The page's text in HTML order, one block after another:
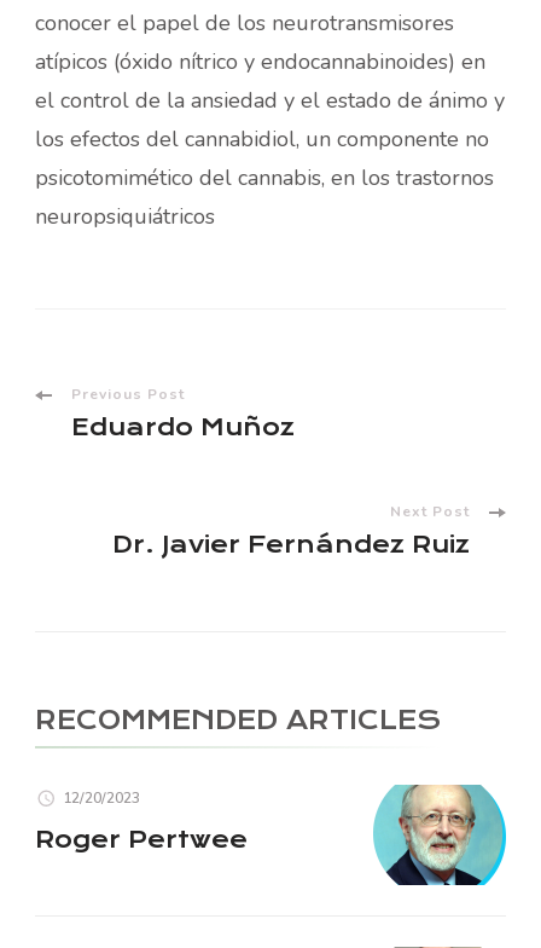
conocer el papel de los neurotransmisores
atípicos (óxido nítrico y endocannabinoides) en
el control de la ansiedad y el estado de ánimo y
los efectos del cannabidiol, un componente no
psicotomimético del cannabis, en los trastornos
neuropsiquiátricos
Post
Previous Post
Eduardo Muñoz
Next Post
Dr. Javier Fernández Ruiz
RECOMMENDED ARTICLES
12/20/2023
Roger Pertwee